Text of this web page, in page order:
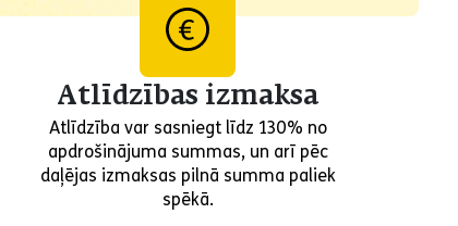
Atlīdzības izmaksa
Atlīdzība var sasniegt līdz 130% no
apdrošinājuma summas, un arī pēc
daļējas izmaksas pilnā summa paliek
spēkā.